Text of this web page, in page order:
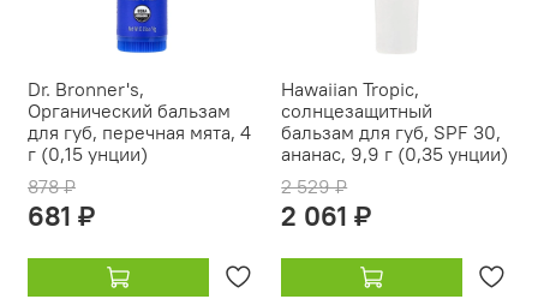
Dr. Bronner's,
Органический бальзам
для губ, перечная мята, 4
г (0,15 унции)
878 ₽
681 ₽
Hawaiian Tropic,
солнцезащитный
бальзам для губ, SPF 30,
ананас, 9,9 г (0,35 унции)
2 529 ₽
2 061 ₽